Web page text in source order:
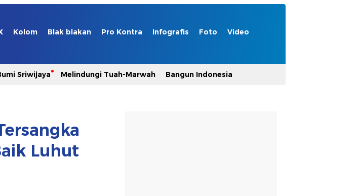
Kolom Blak blakan Pro Kontra Infografis Foto Video
Sriwijaya Melindungi Tuah-Marwah Bangun Indonesia
Luhut